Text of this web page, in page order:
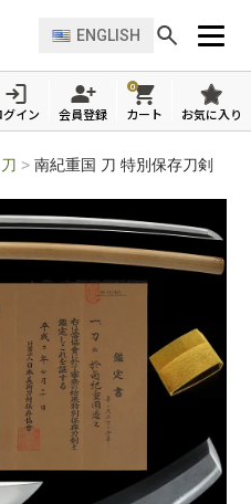
ENGLISH
グイン 会員登録
0
カート お気に入り
刀 >南紀重国 刀 特別保存刀剣